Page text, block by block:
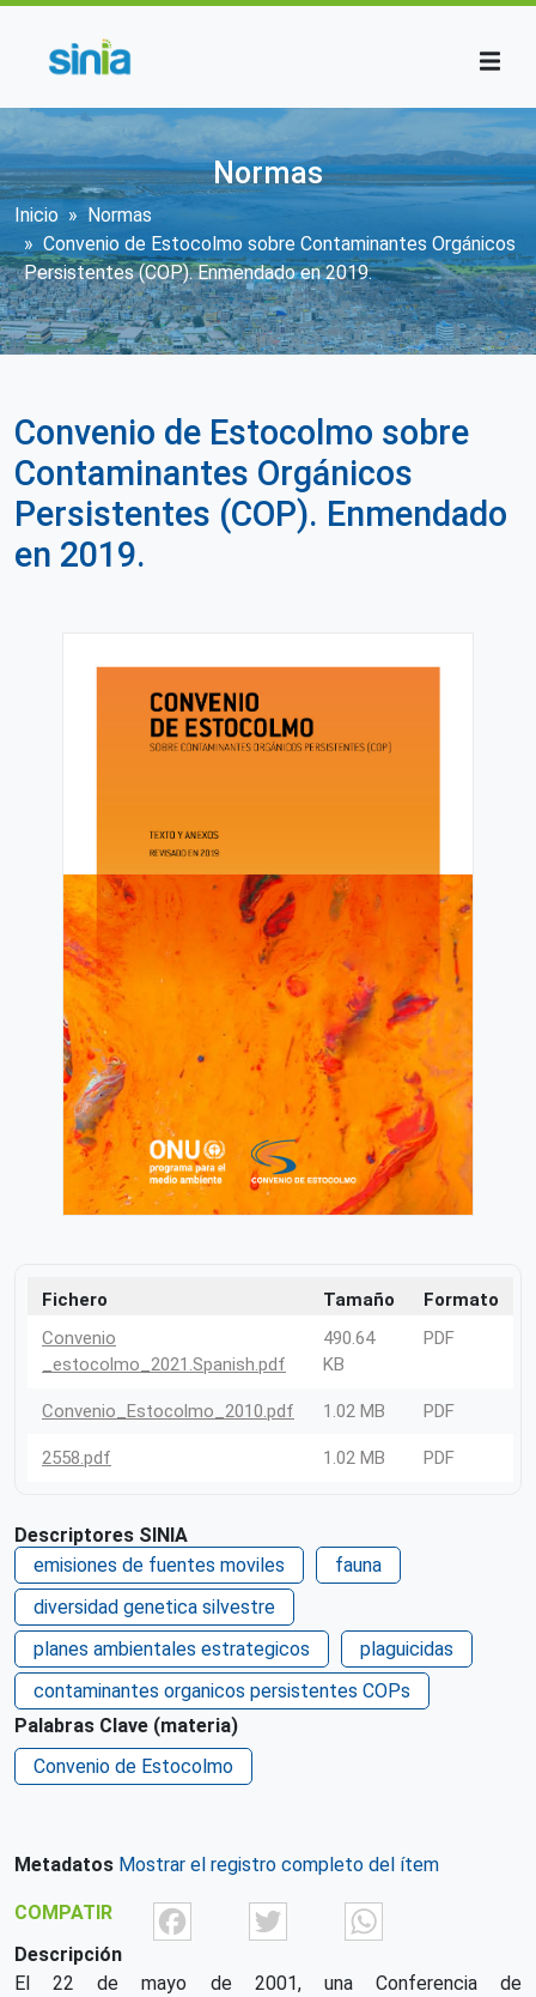
Normas
Sobrescribir enlaces de ayuda a la
Inicio
Normas
Convenio de Estocolmo sobre Contaminantes Orgánicos
Persistentes (COP). Enmendado en 2019.
Convenio de Estocolmo sobre
Contaminantes Orgánicos
Persistentes (COP). Enmendado
en 2019.
Fichero Tamaño
Formato
Convenio
_estocolmo_2021.Spanish.pdf
490.64
KB
PDF
Convenio_Estocolmo_2010.pdf 1.02 MB PDF
2558.pdf 1.02 MB PDF
Descriptores SINIA
emisiones de fuentes moviles
fauna
diversidad genetica silvestre
planes ambientales estrategicos
plaguicidas
contaminantes organicos persistentes COPs
Palabras Clave (materia)
Convenio de Estocolmo
Metadatos Mostrar el registro completo del ítem
COMPATIR FacebookTwitter
Descripción
El 22 de mayo de 2001, una Conferencia de